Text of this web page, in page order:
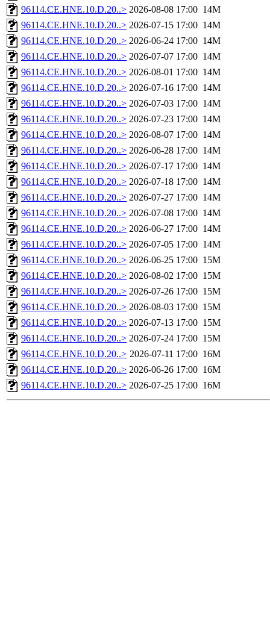
96114.CE.HNE.10.D.20..> 2026-08-08 17:00 14M
96114.CE.HNE.10.D.20..> 2026-07-15 17:00 14M
96114.CE.HNE.10.D.20..> 2026-06-24 17:00 14M
96114.CE.HNE.10.D.20..> 2026-07-07 17:00 14M
96114.CE.HNE.10.D.20..> 2026-08-01 17:00 14M
96114.CE.HNE.10.D.20..> 2026-07-16 17:00 14M
96114.CE.HNE.10.D.20..> 2026-07-03 17:00 14M
96114.CE.HNE.10.D.20..> 2026-07-23 17:00 14M
96114.CE.HNE.10.D.20..> 2026-08-07 17:00 14M
96114.CE.HNE.10.D.20..> 2026-06-28 17:00 14M
96114.CE.HNE.10.D.20..> 2026-07-17 17:00 14M
96114.CE.HNE.10.D.20..> 2026-07-18 17:00 14M
96114.CE.HNE.10.D.20..> 2026-07-27 17:00 14M
96114.CE.HNE.10.D.20..> 2026-07-08 17:00 14M
96114.CE.HNE.10.D.20..> 2026-06-27 17:00 14M
96114.CE.HNE.10.D.20..> 2026-07-05 17:00 14M
96114.CE.HNE.10.D.20..> 2026-06-25 17:00 15M
96114.CE.HNE.10.D.20..> 2026-08-02 17:00 15M
96114.CE.HNE.10.D.20..> 2026-07-26 17:00 15M
96114.CE.HNE.10.D.20..> 2026-08-03 17:00 15M
96114.CE.HNE.10.D.20..> 2026-07-13 17:00 15M
96114.CE.HNE.10.D.20..> 2026-07-24 17:00 15M
96114.CE.HNE.10.D.20..> 2026-07-11 17:00 16M
96114.CE.HNE.10.D.20..> 2026-06-26 17:00 16M
96114.CE.HNE.10.D.20..> 2026-07-25 17:00 16M